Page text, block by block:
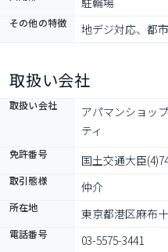
その他の特徴 地デジ対応、都
取扱い会社
取扱い会社
アパマンショッ
ティ
免許番号 国土交通大臣
取引態様 仲介
所在地 東京都港区麻布
電話番号 03-5575-3441